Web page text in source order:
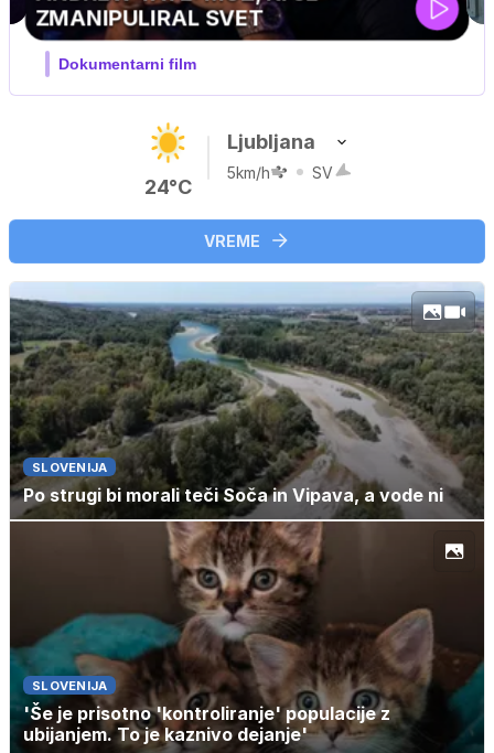
MOJ PRIJATELJ PINGVIN
Film meseca / družinski, pustolovski
24°C
Ljubljana
5km/h SV
VREME
SLOVENIJA
Po strugi bi morali teči Soča in Vipava, a vode ni
SLOVENIJA
'Še je prisotno 'kontroliranje' populacije z
ubijanjem. To je kaznivo dejanje'